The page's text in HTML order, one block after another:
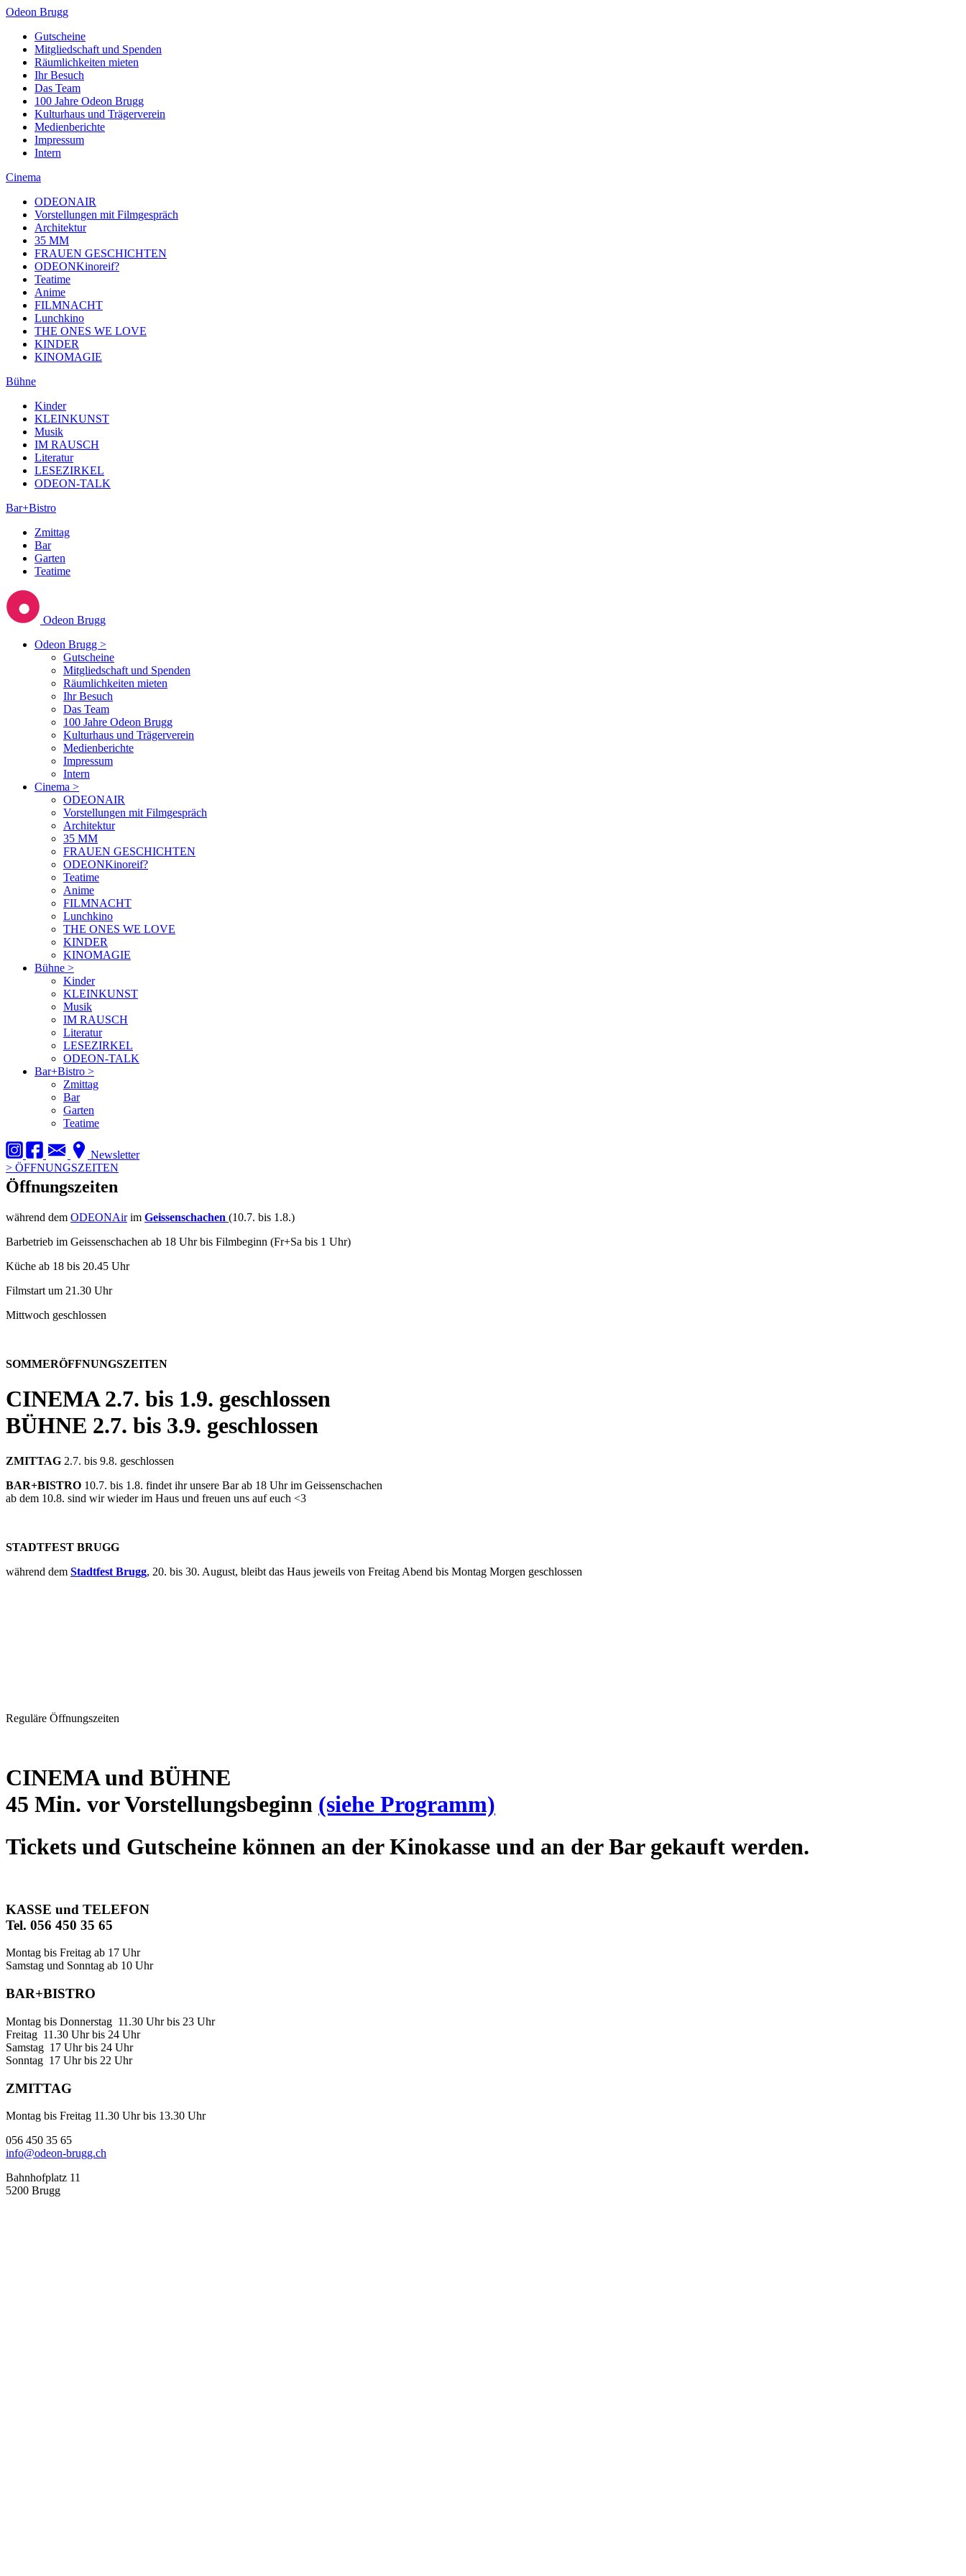
Odeon Brugg
Gutscheine
Mitgliedschaft und Spenden
Räumlichkeiten mieten
Ihr Besuch
Das Team
100 Jahre Odeon Brugg
Kulturhaus und Trägerverein
Medienberichte
Impressum
Intern
Cinema
ODEONAIR
Vorstellungen mit Filmgespräch
Architektur
35 MM
FRAUEN GESCHICHTEN
ODEONKinoreif?
Teatime
Anime
FILMNACHT
Lunchkino
THE ONES WE LOVE
KINDER
KINOMAGIE
Bühne
Kinder
KLEINKUNST
Musik
IM RAUSCH
Literatur
LESEZIRKEL
ODEON-TALK
Bar+Bistro
Zmittag
Bar
Garten
Teatime
Odeon Brugg
Odeon Brugg >
Gutscheine
Mitgliedschaft und Spenden
Räumlichkeiten mieten
Ihr Besuch
Das Team
100 Jahre Odeon Brugg
Kulturhaus und Trägerverein
Medienberichte
Impressum
Intern
Cinema >
ODEONAIR
Vorstellungen mit Filmgespräch
Architektur
35 MM
FRAUEN GESCHICHTEN
ODEONKinoreif?
Teatime
Anime
FILMNACHT
Lunchkino
THE ONES WE LOVE
KINDER
KINOMAGIE
Bühne >
Kinder
KLEINKUNST
Musik
IM RAUSCH
Literatur
LESEZIRKEL
ODEON-TALK
Bar+Bistro >
Zmittag
Bar
Garten
Teatime
Newsletter
> ÖFFNUNGSZEITEN
Öffnungszeiten
während dem ODEONAirim Geissenschachen (10.7. bis 1.8.)
Barbetrieb im Geissenschachen ab 18 Uhr bis Filmbeginn (Fr+Sa bis 1 Uhr)
Küche ab 18 bis 20.45 Uhr
Filmstart um 21.30 Uhr
Mittwoch geschlossen
SOMMERÖFFNUNGSZEITEN
CINEMA2.7. bis 1.9. geschlossen
BÜHNE 2.7. bis 3.9. geschlossen
ZMITTAG 2.7. bis 9.8. geschlossen
BAR+BISTRO 10.7. bis 1.8. findet ihr unsere Bar ab 18 Uhr im Geissenschachen
ab dem 10.8. sind wir wieder im Haus und freuen uns auf euch <3
STADTFEST BRUGG
während dem Stadtfest Brugg, 20. bis 30. August, bleibt das Haus jeweils von Freitag Abend bis Montag Morgen geschlossen
Reguläre Öffnungszeiten
CINEMA und BÜHNE
45 Min. vor Vorstellungsbeginn (siehe Programm)
Tickets und Gutscheine können an der Kinokasse und an der Bar gekauft werden.
KASSE und TELEFON
Tel. 056 450 35 65
Montag bis Freitag ab 17 Uhr
Samstag und Sonntag ab 10 Uhr
BAR+BISTRO
Montag bis Donnerstag 11.30 Uhr bis 23 Uhr
Freitag 11.30 Uhr bis 24 Uhr
Samstag 17 Uhr bis 24 Uhr
Sonntag 17 Uhr bis 22 Uhr
ZMITTAG
Montag bis Freitag 11.30 Uhr bis 13.30 Uhr
056 450 35 65
info@odeon-brugg.ch
Bahnhofplatz 11
5200 Brugg